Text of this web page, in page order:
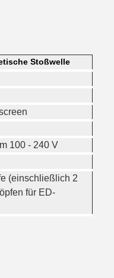
Stoßwelle
100 - 240 V
(einschließlich 2
für ED-